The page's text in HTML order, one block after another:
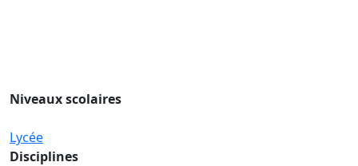
Niveaux scolaires
Lycée
Disciplines